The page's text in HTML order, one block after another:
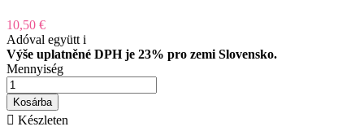
10,50 €
Adóval együtti
Výše uplatněné DPH je 23% pro zemi Slovensko.
Mennyiség
Kosárba
 Készleten